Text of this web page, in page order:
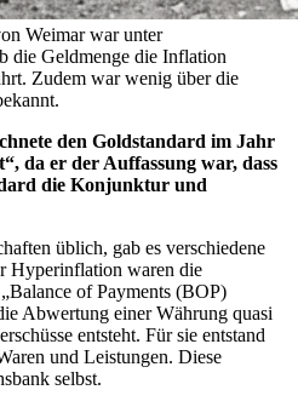
Weimar war unter
die Geldmenge die Inflation
Zudem war wenig über die
den Goldstandard im Jahr
da er der Auffassung war, dass
die Konjunktur und
üblich, gab es verschiedene
Hyperinflation waren die
of Payments (BOP)
Abwertung einer Währung quasi
entsteht. Für sie entstand
und Leistungen. Diese
selbst.